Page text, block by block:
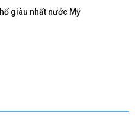
giàu nhất nước Mỹ